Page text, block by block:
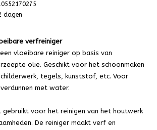
dagen
verfreiniger
vloeibare reiniger op basis van
olie. Geschikt voor het schoonmaken
tegels, kunststof, etc. Voor
met water.
gebruikt voor het reinigen van het houtwerk
De reiniger maakt verf en